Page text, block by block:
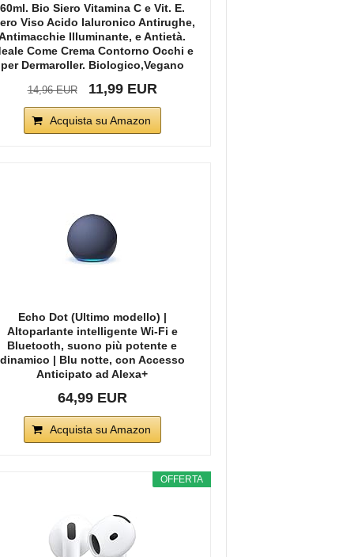
60ml. Bio Siero Vitamina C e Vit. E.
Viso Acido Ialuronico Antirughe,
Illuminante, e Antietà.
Come Crema Contorno Occhi e
per Dermaroller. Biologico,Vegano
14,96 EUR 11,99 EUR
Acquista su Amazon
Echo Dot (Ultimo modello) |
Altoparlante intelligente Wi-Fi e
Bluetooth, suono più potente e
dinamico | Blu notte, con Accesso
Anticipato ad Alexa+
64,99 EUR
Acquista su Amazon
OFFERTA